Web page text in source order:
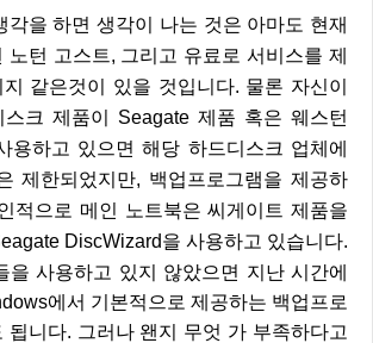
노턴 고스트, 그리고 유료로 서비스를 제
같은것이 있을 것입니다. 물론 자신이
스크 제품이 Seagate 제품 혹은 웨스턴
용하고 있으면 해당 하드디스크 업체에
제한되었지만, 백업프로그램을 제공하
적으로 메인 노트북은 씨게이트 제품을
DiscWizard을 사용하고 있습니다.
에서 기본적으로 제공하는 백업프로
됩니다. 그러나 왠지 무엇 가 부족하다고